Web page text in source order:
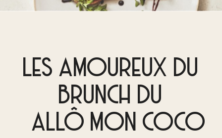
LES AMOUREUX DU
BRUNCH DU
ALLÔ MON COCO